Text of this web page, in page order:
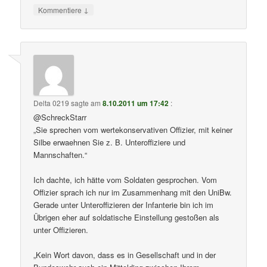
Kommentiere ↓
Delta 0219 sagte am8.10.2011 um 17:42 :
@SchreckStarr
„Sie sprechen vom wertekonservativen Offizier, mit keiner
Silbe erwaehnen Sie z. B. Unteroffiziere und
Mannschaften.“
Ich dachte, ich hätte vom Soldaten gesprochen. Vom
Offizier sprach ich nur im Zusammenhang mit den UniBw.
Gerade unter Unteroffizieren der Infanterie bin ich im
Übrigen eher auf soldatische Einstellung gestoßen als
unter Offizieren.
„Kein Wort davon, dass es in Gesellschaft und in der